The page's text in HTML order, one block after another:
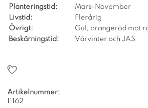
Planteringstid:
Mars-November
Livstid:
Flerårig
Övrigt:
Gul, orangeröd mot
Beskärningstid:
Vårvinter och JAS
Artikelnummer:
11162